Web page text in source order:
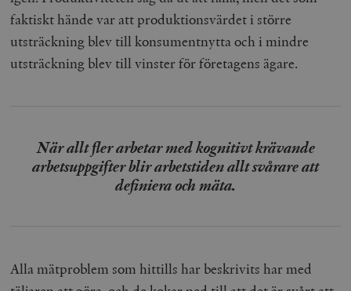
faktiskt hände var att produktionsvärdet i större
utsträckning blev till konsumentnytta och i mindre
utsträckning blev till vinster för företagens ägare.
När allt fler arbetar med kognitivt krävande
arbetsuppgifter blir arbetstiden allt svårare att
definiera och mäta.
Alla mätproblem som hittills har beskrivits har med